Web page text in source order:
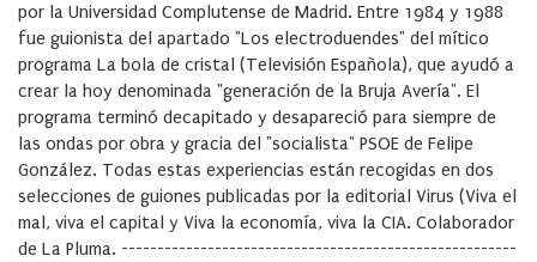
por la Universidad Complutense de Madrid. Entre 1984 y 1988
fue guionista del apartado "Los electroduendes" del mítico
programa La bola de cristal (Televisión Española), que ayudó a
crear la hoy denominada "generación de la Bruja Avería". El
programa terminó decapitado y desapareció para siempre de
las ondas por obra y gracia del "socialista" PSOE de Felipe
González. Todas estas experiencias están recogidas en dos
selecciones de guiones publicadas por la editorial Virus (Viva el
mal, viva el capital y Viva la economía, viva la CIA. Colaborador
de La Pluma. -------------------------------------------------------